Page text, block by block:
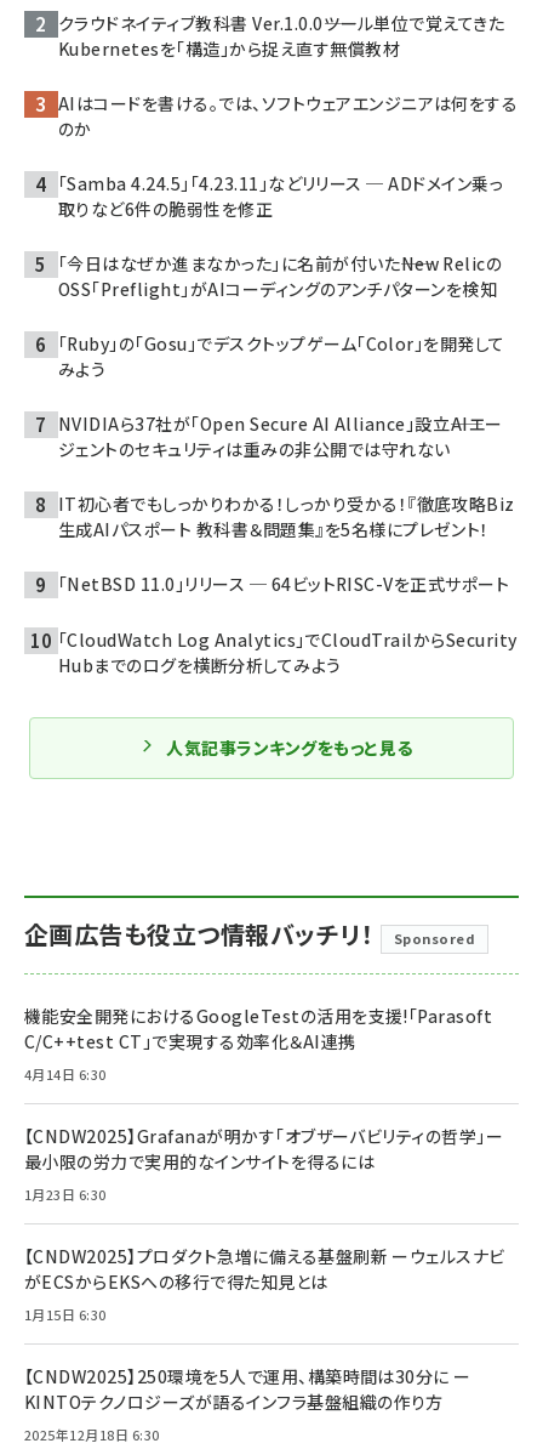
クラウドネイティブ教科書 Ver.1.0.0――ツール単位で覚えてきた
Kubernetesを「構造」から捉え直す無償教材
AIはコードを書ける。では、ソフトウェアエンジニアは何をする
のか
「Samba 4.24.5」「4.23.11」などリリース ─ ADドメイン乗っ
取りなど6件の脆弱性を修正
「今日はなぜか進まなかった」に名前が付いた――New Relicの
OSS「Preflight」がAIコーディングのアンチパターンを検知
「Ruby」の「Gosu」でデスクトップゲーム「Color」を開発して
みよう
NVIDIAら37社が「Open Secure AI Alliance」設立――AIエー
ジェントのセキュリティは重みの非公開では守れない
IT初心者でもしっかりわかる！しっかり受かる！『徹底攻略Biz
生成AIパスポート 教科書＆問題集』を5名様にプレゼント！
「NetBSD 11.0」リリース ─ 64ビットRISC-Vを正式サポート
「CloudWatch Log Analytics」でCloudTrailからSecurity
Hubまでのログを横断分析してみよう
人気記事ランキングをもっと見る
企画広告も役立つ情報バッチリ！ Sponsored
機能安全開発におけるGoogleTestの活用を支援!「Parasoft
C/C++test CT」で実現する効率化＆AI連携
4月14日 6:30
【CNDW2025】Grafanaが明かす「オブザーバビリティの哲学」ー
最小限の労力で実用的なインサイトを得るには
1月23日 6:30
【CNDW2025】プロダクト急増に備える基盤刷新 ーウェルスナビ
がECSからEKSへの移行で得た知見とは
1月15日 6:30
【CNDW2025】250環境を5人で運用、構築時間は30分に ー
KINTOテクノロジーズが語るインフラ基盤組織の作り方
2025年12月18日 6:30